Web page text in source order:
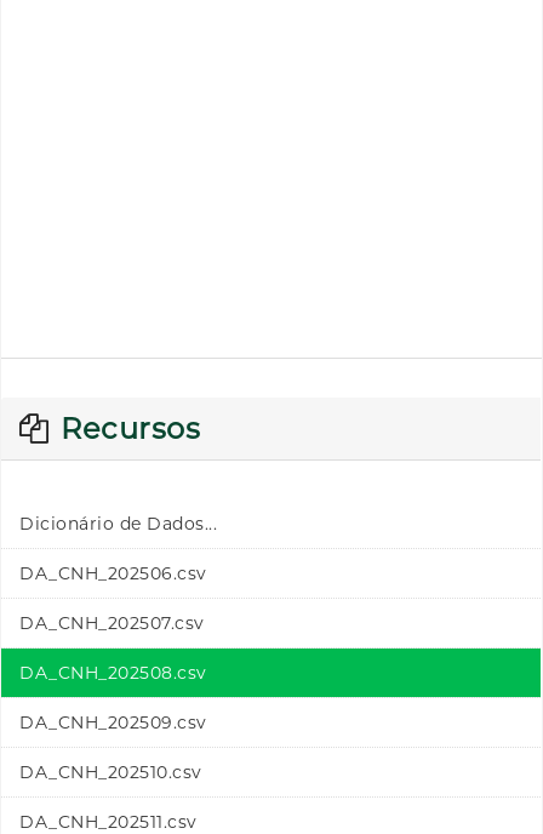
Recursos
Dicionário de Dados...
DA_CNH_202506.csv
DA_CNH_202507.csv
DA_CNH_202508.csv
DA_CNH_202509.csv
DA_CNH_202510.csv
DA_CNH_202511.csv